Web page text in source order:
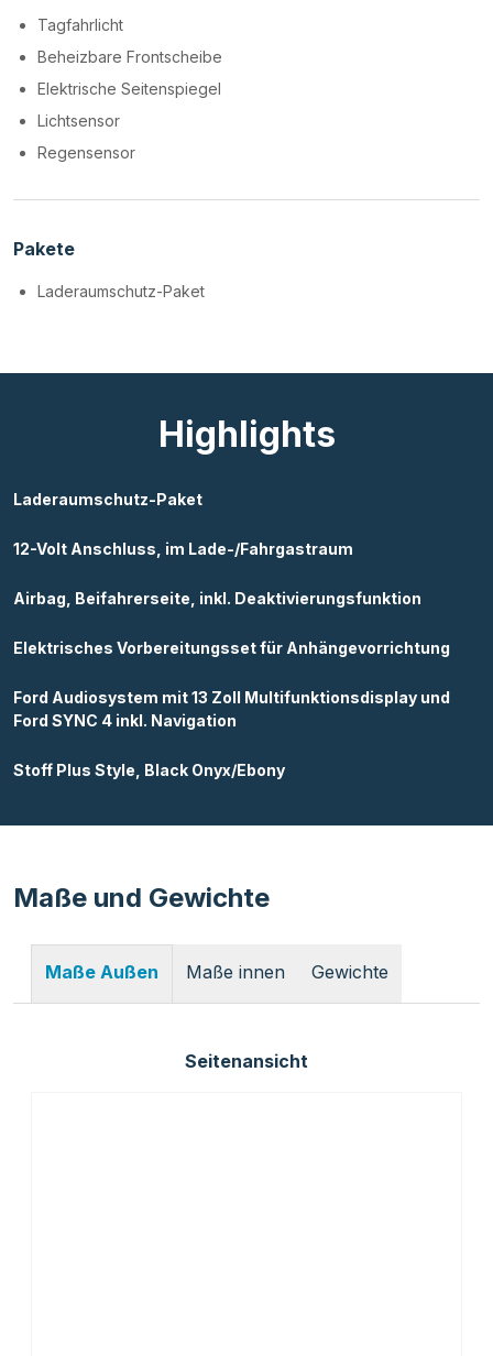
Tagfahrlicht
Beheizbare Frontscheibe
Elektrische Seitenspiegel
Lichtsensor
Regensensor
Pakete
Laderaumschutz-Paket
Highlights
Laderaumschutz-Paket
12-Volt Anschluss, im Lade-/Fahrgastraum
Airbag, Beifahrerseite, inkl. Deaktivierungsfunktion
Elektrisches Vorbereitungsset für Anhängevorrichtung
Ford Audiosystem mit 13 Zoll Multifunktionsdisplay und
Ford SYNC 4 inkl. Navigation
Stoff Plus Style, Black Onyx/Ebony
Maße und Gewichte
Maße Außen Maße innen Gewichte
Seitenansicht